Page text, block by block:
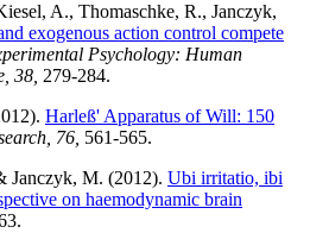
A., Thomaschke, R., Janczyk,
exogenous action control compete
Psychology: Human
38, 279-284.
Harleß' Apparatus of Will: 150
76, 561-565.
Janczyk, M. (2012). Ubi irritatio, ibi
on haemodynamic brain